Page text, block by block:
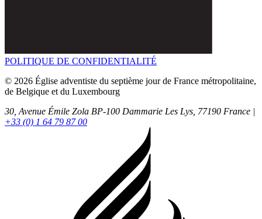
POLITIQUE DE CONFIDENTIALITÉ
© 2026 Église adventiste du septième jour de France métropolitaine,
de Belgique et du Luxembourg
30, Avenue Émile Zola BP-100 Dammarie Les Lys, 77190 France |
+33 (0) 1 64 79 87 00